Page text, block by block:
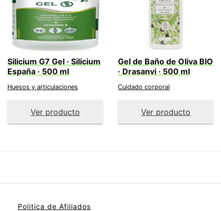
Silicium G7 Gel · Silicium
España · 500 ml
Huesos y articulaciones
Ver producto
Gel de Baño de Oliva BIO
· Drasanvi · 500 ml
Cuidado corporal
Ver producto
Politica de Afiliados